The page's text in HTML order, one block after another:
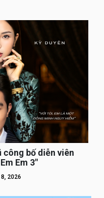
công bố diễn viên
Em 3″
2026